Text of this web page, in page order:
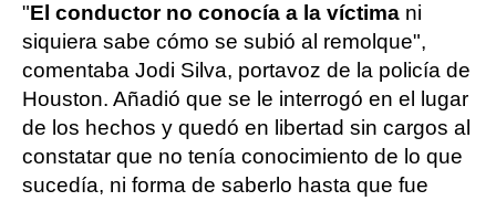
"El conductor no conocía a la víctima ni
siquiera sabe cómo se subió al remolque",
comentaba Jodi Silva, portavoz de la policía de
Houston. Añadió que se le interrogó en el lugar
de los hechos y quedó en libertad sin cargos al
constatar que no tenía conocimiento de lo que
sucedía, ni forma de saberlo hasta que fue